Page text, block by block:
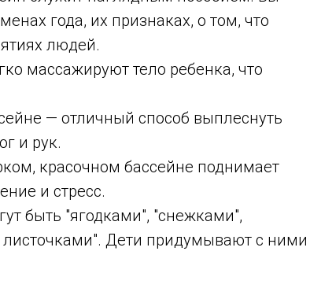
года, их признаках, о том, что
людей.
массажируют тело ребенка, что
— отличный способ выплеснуть
и рук.
красочном бассейне поднимает
и стресс.
быть "ягодками", "снежками",
Дети придумывают с ними